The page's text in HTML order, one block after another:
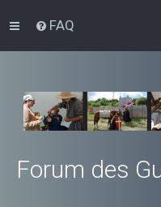
FAQ
Forum des